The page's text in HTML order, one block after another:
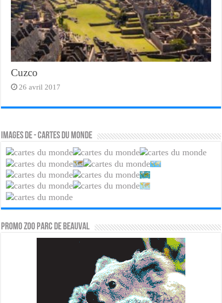
Cuzco
26 avril 2017
Images de - Cartes du monde
PROMO ZOO PARC DE BEAUVAL